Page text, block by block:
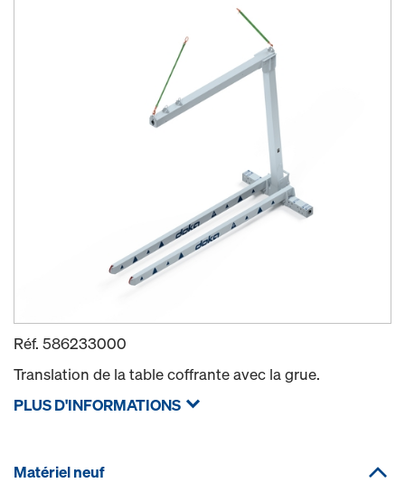
Réf. 586233000
Translation de la table coffrante avec la grue.
PLUS D'INFORMATIONS
Matériel neuf